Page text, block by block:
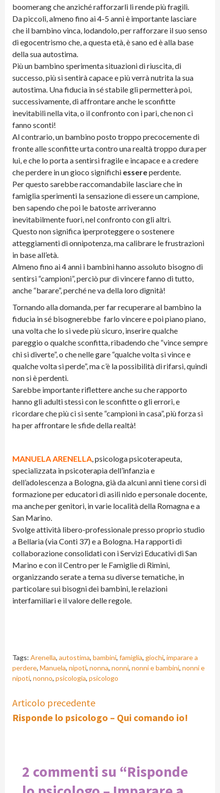
boomerang che anziché rafforzarli li rende più fragili.
Da piccoli, almeno fino ai 4-5 anni è importante lasciare
che il bambino vinca, lodandolo, per rafforzare il suo senso
di egocentrismo che, a questa età, è sano ed è alla base
della sua autostima.
Più un bambino sperimenta situazioni di riuscita, di
successo, più si sentirà capace e più verrà nutrita la sua
autostima. Una fiducia in sé stabile gli permetterà poi,
successivamente, di affrontare anche le sconfitte
inevitabili nella vita, o il confronto con i pari, che non ci
fanno sconti!
Al contrario, un bambino posto troppo precocemente di
fronte alle sconfitte urta contro una realtà troppo dura per
lui, e che lo porta a sentirsi fragile e incapace e a credere
che perdere in un gioco significhi essereperdente.
Per questo sarebbe raccomandabile lasciare che in
famiglia sperimenti la sensazione di essere un campione,
ben sapendo che poi le batoste arriveranno
inevitabilmente fuori, nel confronto con gli altri.
Questo non significa iperproteggere o sostenere
atteggiamenti di onnipotenza, ma calibrare le frustrazioni
in base all’età.
Almeno fino ai 4 anni i bambini hanno assoluto bisogno di
sentirsi “campioni”, perciò pur di vincere fanno di tutto,
anche “barare”, perché ne va della loro dignità!
Tornando alla domanda, per far recuperare al bambino la
fiducia in sé bisognerebbe farlo vincere e poi piano piano,
una volta che lo si vede più sicuro, inserire qualche
pareggio o qualche sconfitta, ribadendo che “vince sempre
chi si diverte”, o che nelle gare “qualche volta si vince e
qualche volta si perde”, ma c’è la possibilità di rifarsi, quindi
non si è perdenti.
Sarebbe importante riflettere anche su che rapporto
hanno gli adulti stessi con le sconfitte o gli errori, e
ricordare che più ci si sente “campioni in casa”, più forza si
ha per affrontare le sfide della realtà!
MANUELA ARENELLA , psicologa psicoterapeuta,
specializzata in psicoterapia dell’infanzia e
dell’adolescenza a Bologna, già da alcuni anni tiene corsi di
formazione per educatori di asili nido e personale docente,
ma anche per genitori, in varie località della Romagna e a
San Marino.
Svolge attività libero-professionale presso proprio studio
a Bellaria (via Conti 37) e a Bologna. Ha rapporti di
collaborazione consolidati con i Servizi Educativi di San
Marino e con il Centro per le Famiglie di Rimini,
organizzando serate a tema su diverse tematiche, in
particolare sui bisogni dei bambini, le relazioni
interfamiliari e il valore delle regole.
Tags: Arenella, autostima, bambini, famiglia, giochi, imparare a
perdere, Manuela, nipoti, nonna, nonni, nonni e bambini, nonni e
nipoti, nonno, psicologia, psicologo
Continue
Reading
Articolo precedente
Risponde lo psicologo – Qui comando io!
2 commenti su “Risponde